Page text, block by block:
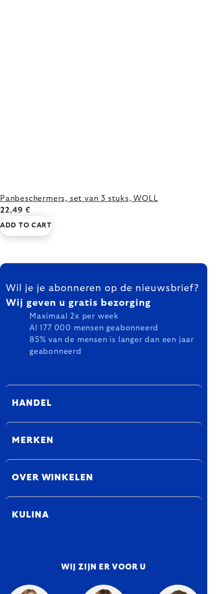
Panbeschermers, set van 3 stuks, WOLL
22,49 €
ADD TO CART
FOOTER
Wil je je abonneren op de nieuwsbrief?
Wij geven u gratis bezorging
Maximaal 2x per week
Al 177 000 mensen geabonneerd
85% van de mensen is langer dan een jaar
geabonneerd
HANDEL
MERKEN
OVER WINKELEN
KULINA
WIJ ZIJN ER VOOR U